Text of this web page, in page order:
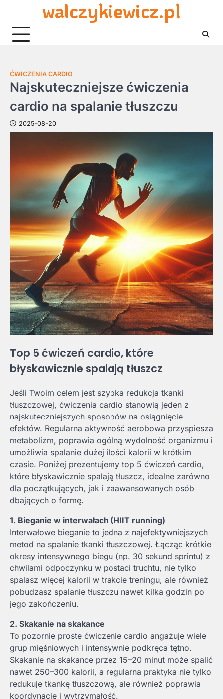
content
walczykiewicz.pl
ĆWICZENIA CARDIO
Najskuteczniejsze ćwiczenia
cardio na spalanie tłuszczu
2025-08-20
Top 5 ćwiczeń cardio, które
błyskawicznie spalają tłuszcz
Jeśli Twoim celem jest szybka redukcja tkanki
tłuszczowej, ćwiczenia cardio stanowią jeden z
najskuteczniejszych sposobów na osiągnięcie
efektów. Regularna aktywność aerobowa przyspiesza
metabolizm, poprawia ogólną wydolność organizmu i
umożliwia spalanie dużej ilości kalorii w krótkim
czasie. Poniżej prezentujemy top 5 ćwiczeń cardio,
które błyskawicznie spalają tłuszcz, idealne zarówno
dla początkujących, jak i zaawansowanych osób
dbających o formę.
1. Bieganie w interwałach (HIIT running)
Interwałowe bieganie to jedna z najefektywniejszych
metod na spalanie tkanki tłuszczowej. Łącząc krótkie
okresy intensywnego biegu (np. 30 sekund sprintu) z
chwilami odpoczynku w postaci truchtu, nie tylko
spalasz więcej kalorii w trakcie treningu, ale również
pobudzasz spalanie tłuszczu nawet kilka godzin po
jego zakończeniu.
2. Skakanie na skakance
To pozornie proste ćwiczenie cardio angażuje wiele
grup mięśniowych i intensywnie podkręca tętno.
Skakanie na skakance przez 15–20 minut może spalić
nawet 250–300 kalorii, a regularna praktyka nie tylko
redukuje tkankę tłuszczową, ale również poprawia
koordynację i wytrzymałość.